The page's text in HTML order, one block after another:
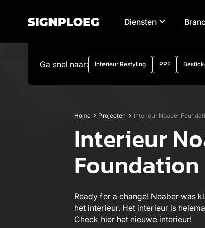
Diensten
Ga snel naar: Interieur Restyling PPF
Home Projecten Interieur Noaber
Interieur
Foundation
Ready for a change! Noaber was
het interieur. Het interieur is
Check hier het nieuwe interieur!